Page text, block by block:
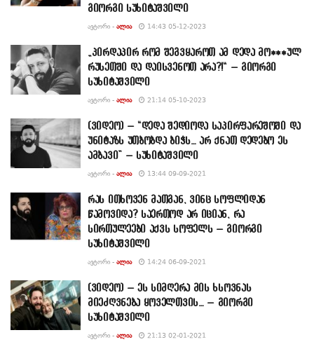
გიორგი სუხიტაშვილი
ᲐᲕᲢᲝᲠᲘ - ᲐᲚᲘᲐ 14:43 05-12-2023
„პირდაპირ რომ შეგვყაროთ ამ დედა მო***ულ
რუსეთში და დაისვენოთ არა?!“ – გიორგი
სუხიტაშვილი
ᲐᲕᲢᲝᲠᲘ - ᲐᲚᲘᲐ 21:14 05-10-2023
(ვიდეო) – “დედა შედიოდა საპირფარეშოში და
უნიტაზს უთბობდა ბიჭს… არ ქნათ დედებო ეს
ამბავი” – სუხიტაშვილი
ᲐᲕᲢᲝᲠᲘ - ᲐᲚᲘᲐ 13:44 09-09-2021
რას ითხოვენ მათგან, ვინც სოფლიდან
წამოვიდა? საერთოდ არ იციან, რა
სირთულეები აქვს სოფელს – გიორგი
სუხიტაშვილი
ᲐᲕᲢᲝᲠᲘ - ᲐᲚᲘᲐ 14:24 06-09-2021
(ვიდეო) – ეს სიმღერა მის ხსოვნას
მიეძღვნება ყოველთვის… – გიორგი
სუხიტაშვილი
ᲐᲕᲢᲝᲠᲘ - ᲐᲚᲘᲐ 21:13 02-01-2021